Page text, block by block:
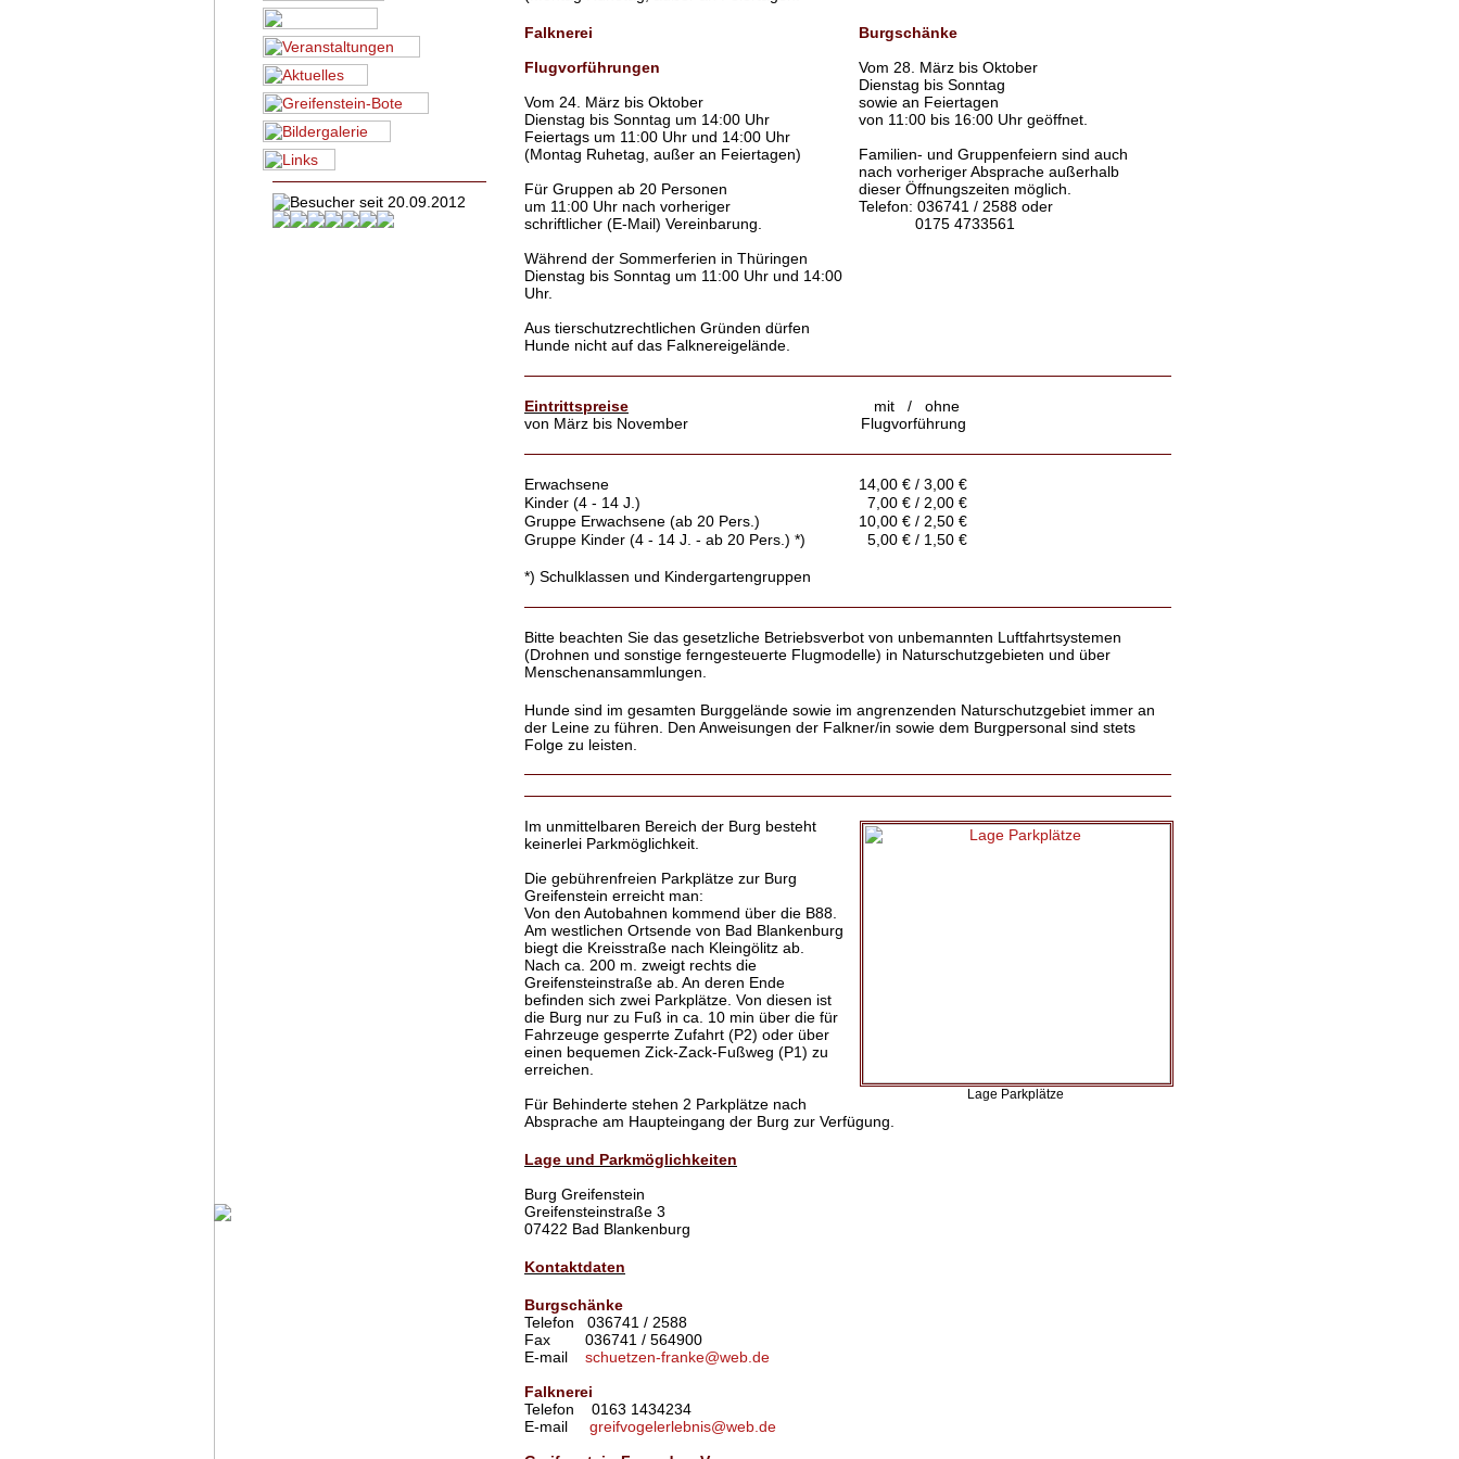
Falknerei
Flugvorführungen
Vom 24. März bis Oktober
Dienstag bis Sonntag um 14:00 Uhr
Feiertags um 11:00 Uhr und 14:00 Uhr
(Montag Ruhetag, außer an Feiertagen)
Für Gruppen ab 20 Personen
um 11:00 Uhr nach vorheriger
schriftlicher (E-Mail) Vereinbarung.
Während der Sommerferien in Thüringen
Dienstag bis Sonntag um 11:00 Uhr und 14:00
Uhr.
Aus tierschutzrechtlichen Gründen dürfen
Hunde nicht auf das Falknereigelände.
Burgschänke
Vom 28. März bis Oktober
Dienstag bis Sonntag
sowie an Feiertagen
von 11:00 bis 16:00 Uhr geöffnet.
Familien- und Gruppenfeiern sind auch
nach vorheriger Absprache außerhalb
dieser Öffnungszeiten möglich.
Telefon: 036741 / 2588 oder
0175 4733561
Eintrittspreise
von März bis November
mit / ohne
Flugvorführung
Erwachsene
14,00 € / 3,00 €
Kinder (4 - 14 J.)
7,00 € / 2,00 €
Gruppe Erwachsene (ab 20 Pers.)
10,00 € / 2,50 €
Gruppe Kinder (4 - 14 J. - ab 20 Pers.) *)
5,00 € / 1,50 €
*) Schulklassen und Kindergartengruppen
Bitte beachten Sie das gesetzliche Betriebsverbot von unbemannten Luftfahrtsystemen
(Drohnen und sonstige ferngesteuerte Flugmodelle) in Naturschutzgebieten und über
Menschenansammlungen.
Hunde sind im gesamten Burggelände sowie im angrenzenden Naturschutzgebiet immer an
der Leine zu führen. Den Anweisungen der Falkner/in sowie dem Burgpersonal sind stets
Folge zu leisten.
Lage Parkplätze
Im unmittelbaren Bereich der Burg besteht
keinerlei Parkmöglichkeit.
Die gebührenfreien Parkplätze zur Burg
Greifenstein erreicht man:
Von den Autobahnen kommend über die B88.
Am westlichen Ortsende von Bad Blankenburg
biegt die Kreisstraße nach Kleingölitz ab.
Nach ca. 200 m. zweigt rechts die
Greifensteinstraße ab. An deren Ende
befinden sich zwei Parkplätze. Von diesen ist
die Burg nur zu Fuß in ca. 10 min über die für
Fahrzeuge gesperrte Zufahrt (P2) oder über
einen bequemen Zick-Zack-Fußweg (P1) zu
erreichen.
Für Behinderte stehen 2 Parkplätze nach
Absprache am Haupteingang der Burg zur Verfügung.
Lage und Parkmöglichkeiten
Burg Greifenstein
Greifensteinstraße 3
07422 Bad Blankenburg
Kontaktdaten
Burgschänke
Telefon 036741 / 2588
Fax 036741 / 564900
E-mail schuetzen-franke@web.de
Falknerei
Telefon 0163 1434234
E-mail greifvogelerlebnis@web.de